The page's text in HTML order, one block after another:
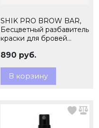
SHIK PRO BROW BAR,
Бесцветный разбавитель
краски для бровей
890 руб.
В корзину